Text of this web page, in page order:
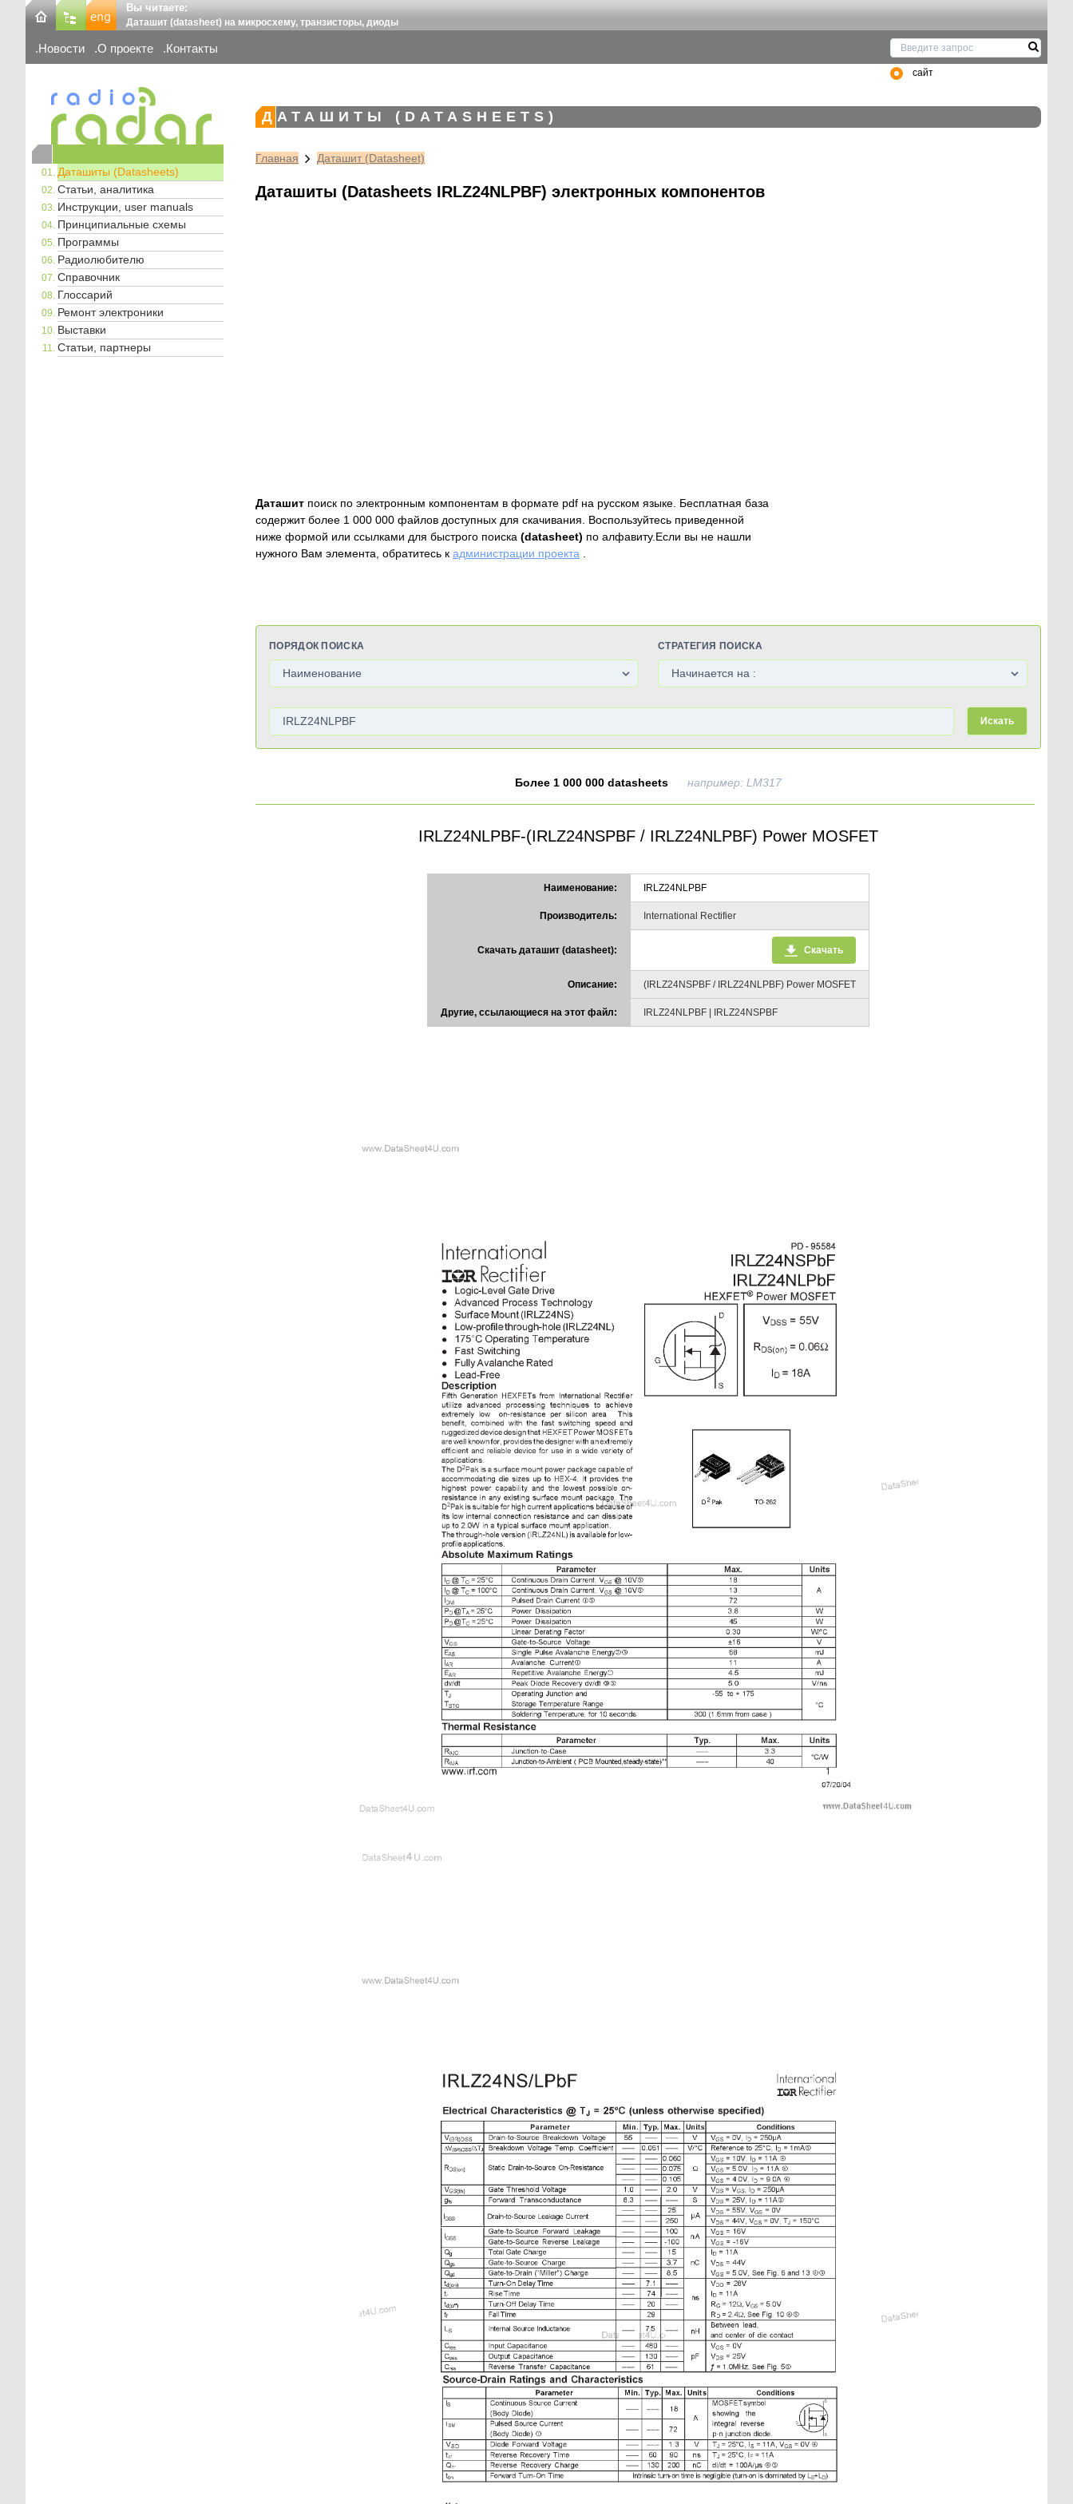
Вы читаете:
Даташит (datasheet) на микросхему, транзисторы, диоды
Новости О проекте Контакты
сайт
Даташиты (Datasheets)
Статьи, аналитика
Инструкции, user manuals
Принципиальные схемы
Программы
Радиолюбителю
Справочник
Глоссарий
Ремонт электроники
Выставки
Статьи, партнеры
ДАТАШИТЫ (DATASHEETS)
Главная Даташит (Datasheet)
Даташиты (Datasheets IRLZ24NLPBF) электронных компонентов
Даташит поиск по электронным компонентам в формате pdf на русском языке. Бесплатная база
содержит более 1 000 000 файлов доступных для скачивания. Воспользуйтесь приведенной
ниже формой или ссылками для быстрого поиска (datasheet) по алфавиту.Если вы не нашли
нужного Вам элемента, обратитесь к администрации проекта .
ПОРЯДОК ПОИСКА СТРАТЕГИЯ ПОИСКА
Искать
Более 1 000 000 datasheets например: LM317
IRLZ24NLPBF-(IRLZ24NSPBF / IRLZ24NLPBF) Power MOSFET
Наименование: IRLZ24NLPBF
Производитель: International Rectifier
Скачать даташит (datasheet): Скачать
Описание: (IRLZ24NSPBF / IRLZ24NLPBF) Power MOSFET
Другие, ссылающиеся на этот файл: IRLZ24NLPBF | IRLZ24NSPBF